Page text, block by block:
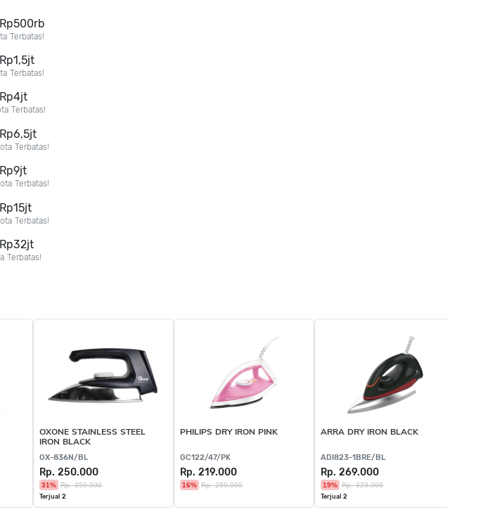
Terbatas!
Terbatas!
Terbatas!
Terbatas!
Terbatas!
Terbatas!
Terbatas!
OXONE STAINLESS STEEL
IRON BLACK
OX-836N/BL
Rp. 250.000
31% Rp. 359.000
Terjual 2
PHILIPS DRY IRON PINK
GC122/47/PK
Rp. 219.000
16% Rp. 259.000
ARRA DRY IRON BLACK
ADI823-1BRE/BL
Rp. 269.000
19% Rp. 329.000
Terjual 2